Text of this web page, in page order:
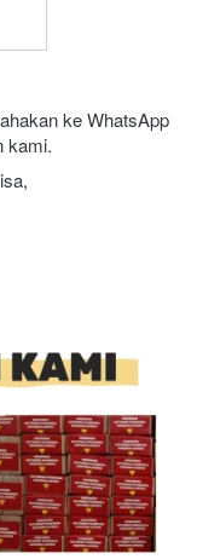
ke WhatsApp
kami.